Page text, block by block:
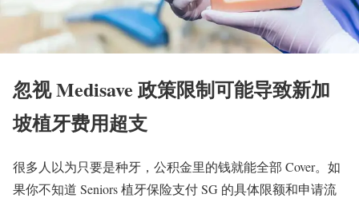
忽视 Medisave 政策限制可能导致新加
坡植牙费用超支
很多人以为只要是种牙，公积金里的钱就能全部 Cover。如
果你不知道 Seniors 植牙保险支付 SG 的具体限额和申请流